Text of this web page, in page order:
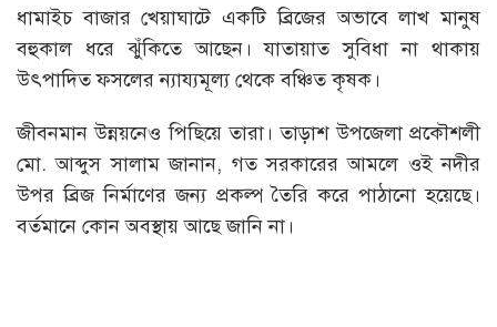
ধামাইচ বাজার খেয়াঘাটে একটি ব্রিজের অভাবে লাখ মানুষ
বহুকাল ধরে ঝুঁকিতে আছেন। যাতায়াত সুবিধা না থাকায়
উৎপাদিত ফসলের ন্যায্যমূল্য থেকে বঞ্চিত কৃষক।
জীবনমান উন্নয়নেও পিছিয়ে তারা। তাড়াশ উপজেলা প্রকৌশলী
মো. আব্দুস সালাম জানান, গত সরকারের আমলে ওই নদীর
উপর ব্রিজ নির্মাণের জন্য প্রকল্প তৈরি করে পাঠানো হয়েছে।
বর্তমানে কোন অবস্থায় আছে জানি না।